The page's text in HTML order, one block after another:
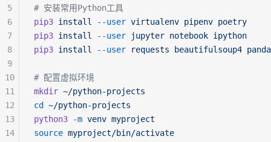
# 安装常用Python工具
pip3 install --user virtualenv pipenv poetry
pip3 install --user jupyter notebook ipython
pip3 install --user requests beautifulsoup4
# 配置虚拟环境
mkdir ~/python-projects
cd
~/python-projects
python3 -m venv myproject
source myproject/bin/activate
5
6
7
8
9
10
11
12
13
14